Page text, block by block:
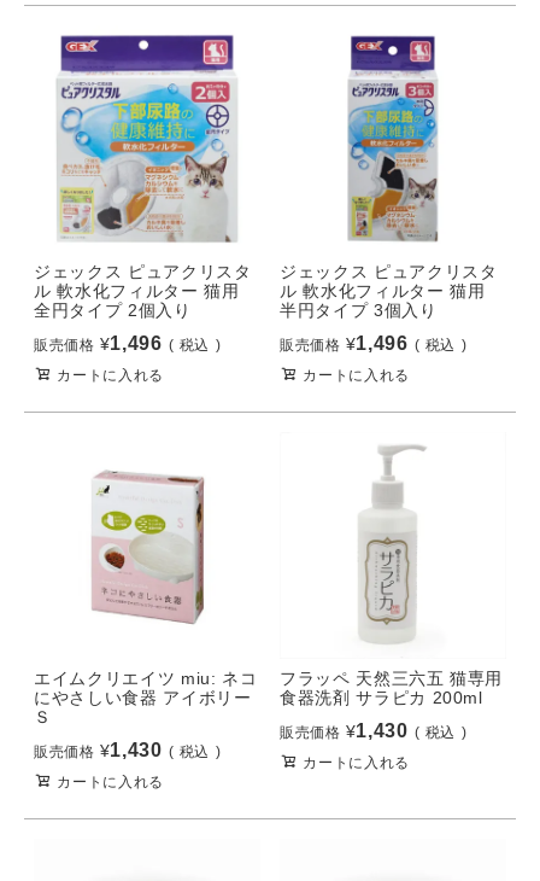
ジェックス ピュアクリスタ
ル 軟水化フィルター 猫用
全円タイプ 2個入り
販売価格 ¥1,496
税込
カートに入れる
ジェックス ピュアクリスタ
ル 軟水化フィルター 猫用
半円タイプ 3個入り
販売価格 ¥1,496
税込
カートに入れる
エイムクリエイツ miu: ネコ
にやさしい食器 アイボリー
Ｓ
販売価格 ¥1,430
税込
カートに入れる
フラッペ 天然三六五 猫専用
食器洗剤 サラピカ 200ml
販売価格 ¥1,430
税込
カートに入れる